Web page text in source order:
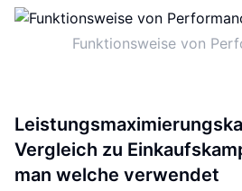
Funktionsweise von
Vergleich zu
man welche verwendet